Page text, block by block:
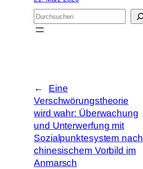
S
u
←
Eine
Verschwörungstheorie
wird wahr: Überwachung
und Unterwerfung mit
Sozialpunktesystem nach
chinesischem Vorbild im
Anmarsch